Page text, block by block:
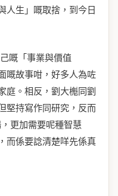
人生」嘅取捨，到今日
嘅「事業與價值
嘅故事咁，好多人為咗
庭。相反，劉大櫆同劉
堅持寫作同研究，反而
更加需要呢種智慧
係要諗清楚咩先係真